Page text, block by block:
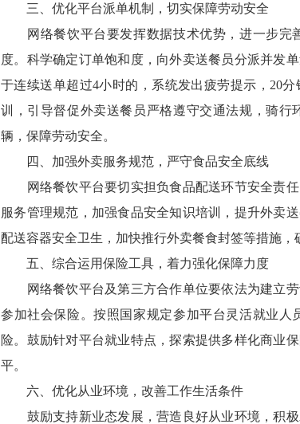
三、优化平台派单机制，切实保障劳动安全
网络餐饮平台要发挥数据技术优势，进一步完
度。科学确定订单饱和度，向外卖送餐员分派并发
于连续送单超过4小时的，系统发出疲劳提示，20
训，引导督促外卖送餐员严格遵守交通法规，骑
辆，保障劳动安全。
四、加强外卖服务规范，严守食品安全底线
网络餐饮平台要切实担负食品配送环节安全责任
服务管理规范，加强食品安全知识培训，提升外卖
配送容器安全卫生，加快推行外卖餐食封签等措施
五、综合运用保险工具，着力强化保障力度
网络餐饮平台及第三方合作单位要依法为建立劳
参加社会保险。按照国家规定参加平台灵活就业
险。鼓励针对平台就业特点，探索提供多样化商业
平。
六、优化从业环境，改善工作生活条件
鼓励支持新业态发展，营造良好从业环境，积极